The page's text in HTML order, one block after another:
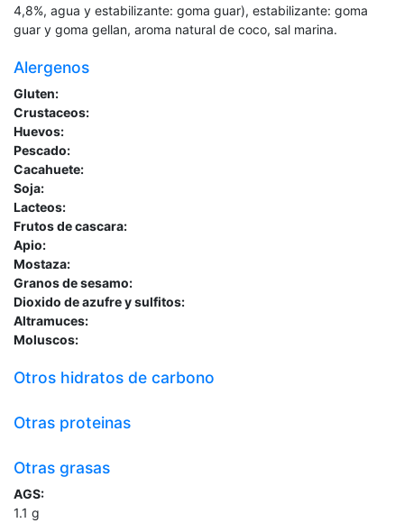
4,8%, agua y estabilizante: goma guar), estabilizante: goma
guar y goma gellan, aroma natural de coco, sal marina.
Alergenos
Gluten:
Crustaceos:
Huevos:
Pescado:
Cacahuete:
Soja:
Lacteos:
Frutos de cascara:
Apio:
Mostaza:
Granos de sesamo:
Dioxido de azufre y sulfitos:
Altramuces:
Moluscos:
Otros hidratos de carbono
Otras proteinas
Otras grasas
AGS:
1.1 g